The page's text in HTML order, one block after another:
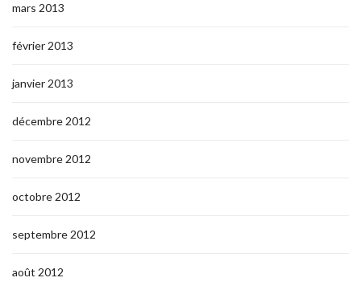
mars 2013
février 2013
janvier 2013
décembre 2012
novembre 2012
octobre 2012
septembre 2012
août 2012